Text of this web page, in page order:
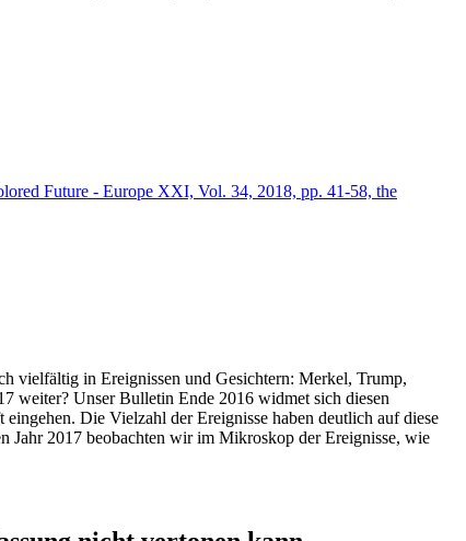
Future - Europe XXI, Vol. 34, 2018, pp. 41-58, the
vielfältig in Ereignissen und Gesichtern: Merkel, Trump,
weiter? Unser Bulletin Ende 2016 widmet sich diesen
Die Vielzahl der Ereignisse haben deutlich auf diese
Jahr 2017 beobachten wir im Mikroskop der Ereignisse, wie